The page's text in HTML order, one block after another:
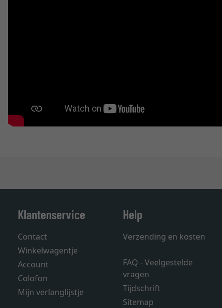
Klantenservice
Contact
Winkelwagentje
Account
Colofon
Mijn verlanglijstje
Help
Verzending en kosten
FAQ - Veelgestelde
vragen
Tijdschrift
Sitemap